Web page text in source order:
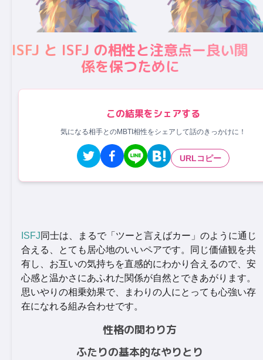
ISFJ と ISFJ の相性と注意点ー良い関
係を保つために
この結果をシェアする
気になる相手とのMBTI相性をシェアして話のきっかけに！
URLコピー
ISFJ同士は、まるで「ツーと言えばカー」のように通じ
合える、とても居心地のいいペアです。同じ価値観を共
有し、お互いの気持ちを直感的にわかり合えるので、安
心感と温かさにあふれた関係が自然とできあがります。
思いやりの相乗効果で、まわりの人にとっても心強い存
在になれる組み合わせです。
性格の関わり方
ふたりの基本的なやりとり